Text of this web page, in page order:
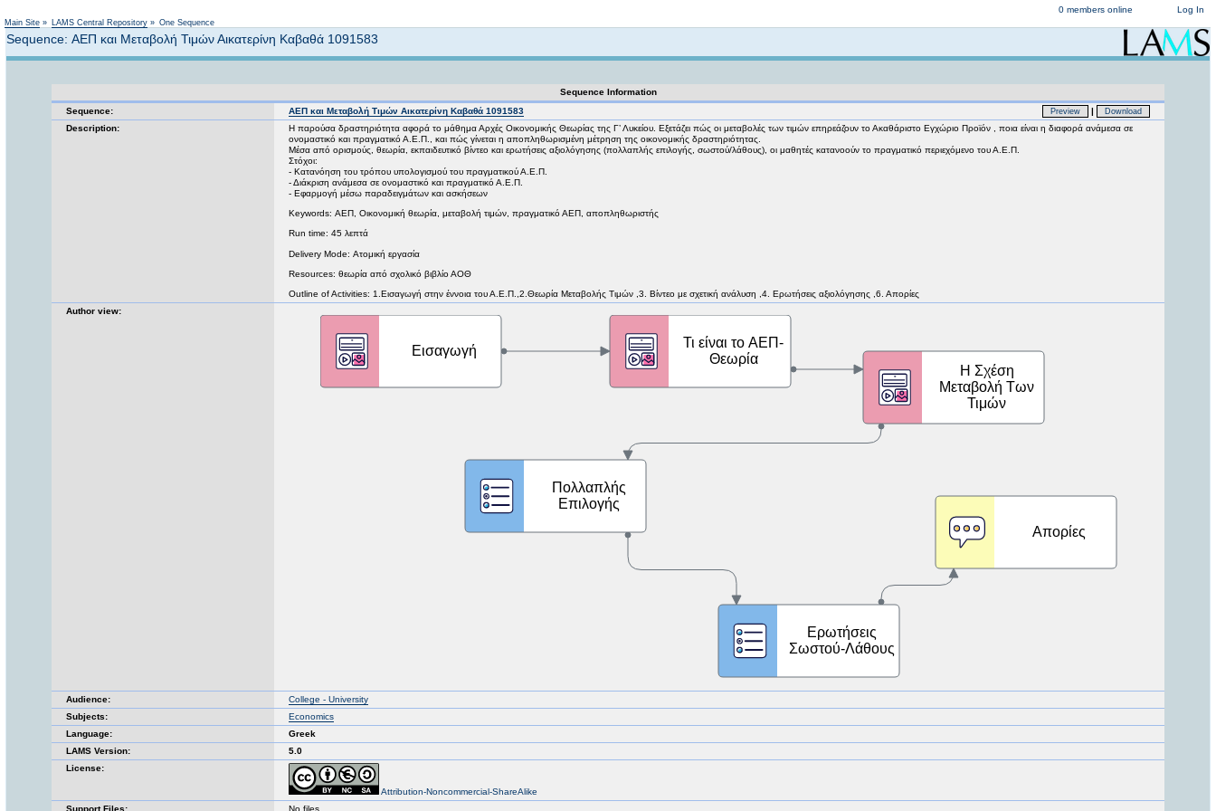
Log In
0 members online
Main Site » LAMS Central Repository » One Sequence
Sequence: ΑΕΠ και Μεταβολή Τιμών Αικατερίνη Καβαθά 1091583
Sequence Information
Sequence:
ΑΕΠ και Μεταβολή Τιμών Αικατερίνη Καβαθά 1091583 Preview | Download
Description:
Η παρούσα δραστηριότητα αφορά το μάθημα Αρχές Οικονομικής Θεωρίας της Γ’ Λυκείου. Εξετάζει πώς οι μεταβολές των τιμών επηρεάζουν το Ακαθάριστο Εγχώριο Προϊόν , ποια είναι η διαφορά ανάμεσα σε
ονομαστικό και πραγματικό Α.Ε.Π., και πώς γίνεται η αποπληθωρισμένη μέτρηση της οικονομικής δραστηριότητας.
Μέσα από ορισμούς, θεωρία, εκπαιδευτικό βίντεο και ερωτήσεις αξιολόγησης (πολλαπλής επιλογής, σωστού/λάθους), οι μαθητές κατανοούν το πραγματικό περιεχόμενο του Α.Ε.Π.
Στόχοι:
- Κατανόηση του τρόπου υπολογισμού του πραγματικού Α.Ε.Π.
- Διάκριση ανάμεσα σε ονομαστικό και πραγματικό Α.Ε.Π.
- Εφαρμογή μέσω παραδειγμάτων και ασκήσεων
Keywords: ΑΕΠ, Οικονομική θεωρία, μεταβολή τιμών, πραγματικό ΑΕΠ, αποπληθωριστής
Run time: 45 λεπτά
Delivery Mode: Ατομική εργασία
Resources: θεωρία από σχολικό βιβλίο ΑΟΘ
Outline of Activities: 1.Εισαγωγή στην έννοια του Α.Ε.Π.,2.Θεωρία Μεταβολής Τιμών ,3. Βίντεο με σχετική ανάλυση ,4. Ερωτήσεις αξιολόγησης ,6. Απορίες
Author view:
Audience:
College - University
Subjects:
Economics
Language:
Greek
LAMS Version:
5.0
License:
Attribution-Noncommercial-ShareAlike
Support Files:
No files